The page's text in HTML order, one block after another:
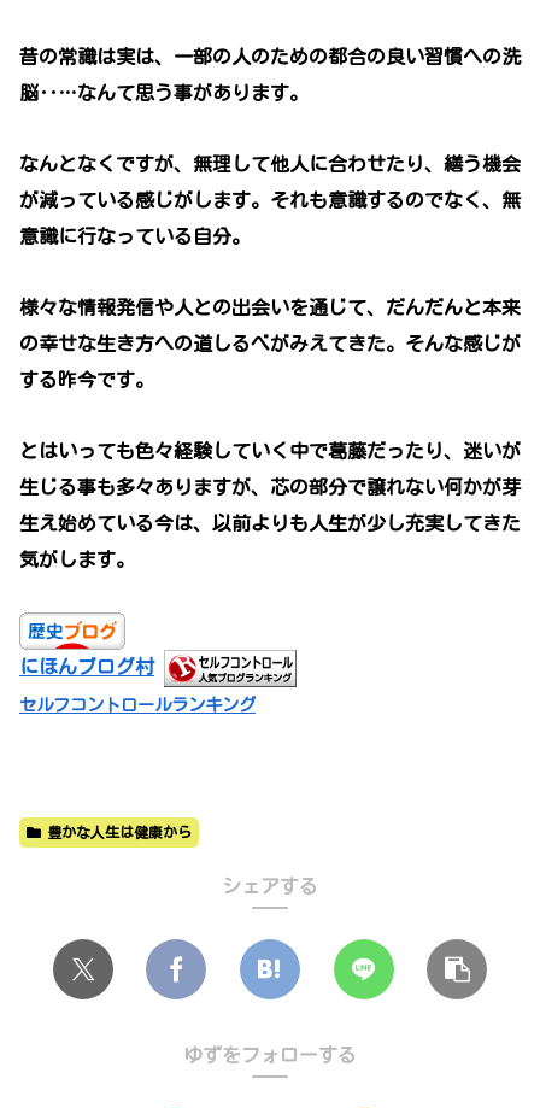
昔の常識は実は、一部の人のための都合の良い習慣への洗
脳‥…なんて思う事があります。
なんとなくですが、無理して他人に合わせたり、繕う機会
が減っている感じがします。それも意識するのでなく、無
意識に行なっている自分。
様々な情報発信や人との出会いを通じて、だんだんと本来
の幸せな生き方への道しるべがみえてきた。そんな感じが
する昨今です。
とはいっても色々経験していく中で葛藤だったり、迷いが
生じる事も多々ありますが、芯の部分で譲れない何かが芽
生え始めている今は、以前よりも人生が少し充実してきた
気がします。
にほんブログ村
セルフコントロールランキング
豊かな人生は健康から
シェアする
ゆずをフォローする